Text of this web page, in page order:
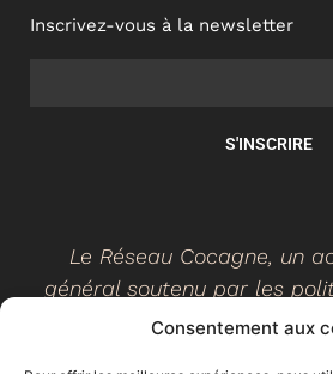
Consentement aux
Inscrivez-vous à la newsletter
S'INSCRIRE
Le Réseau Cocagne, un
général soutenu par les